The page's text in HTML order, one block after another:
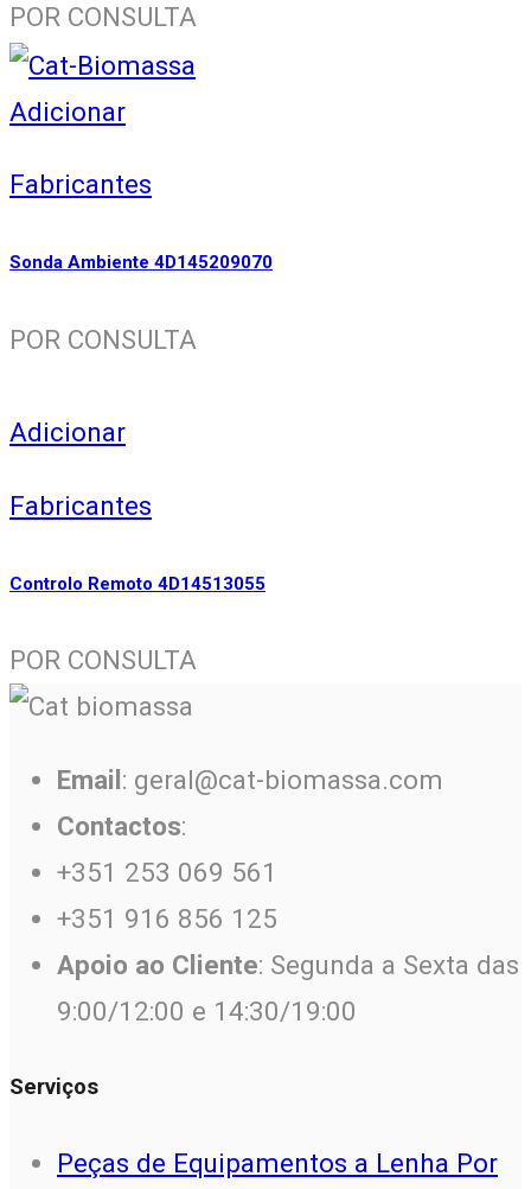
POR CONSULTA
Adicionar
Fabricantes
Sonda Ambiente 4D145209070
POR CONSULTA
Adicionar
Fabricantes
Controlo Remoto 4D14513055
POR CONSULTA
Email: geral@cat-biomassa.com
Contactos:
+351 253 069 561
+351 916 856 125
Apoio ao Cliente: Segunda a Sexta das
9:00/12:00 e 14:30/19:00
Serviços
Peças de Equipamentos a Lenha Por